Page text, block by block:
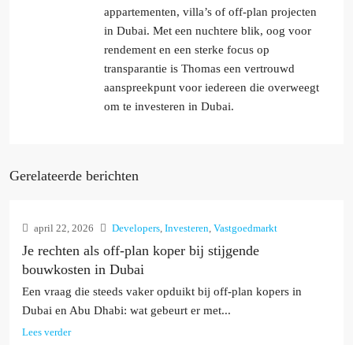
appartementen, villa’s of off-plan projecten
in Dubai. Met een nuchtere blik, oog voor
rendement en een sterke focus op
transparantie is Thomas een vertrouwd
aanspreekpunt voor iedereen die overweegt
om te investeren in Dubai.
Gerelateerde berichten
april 22, 2026 Developers, Investeren, Vastgoedmarkt
Je rechten als off-plan koper bij stijgende
bouwkosten in Dubai
Een vraag die steeds vaker opduikt bij off-plan kopers in
Dubai en Abu Dhabi: wat gebeurt er met...
Lees verder